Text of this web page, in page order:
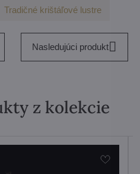
Tradičné krištáľové lustre
Nasledujúci produkt
z kolekcie